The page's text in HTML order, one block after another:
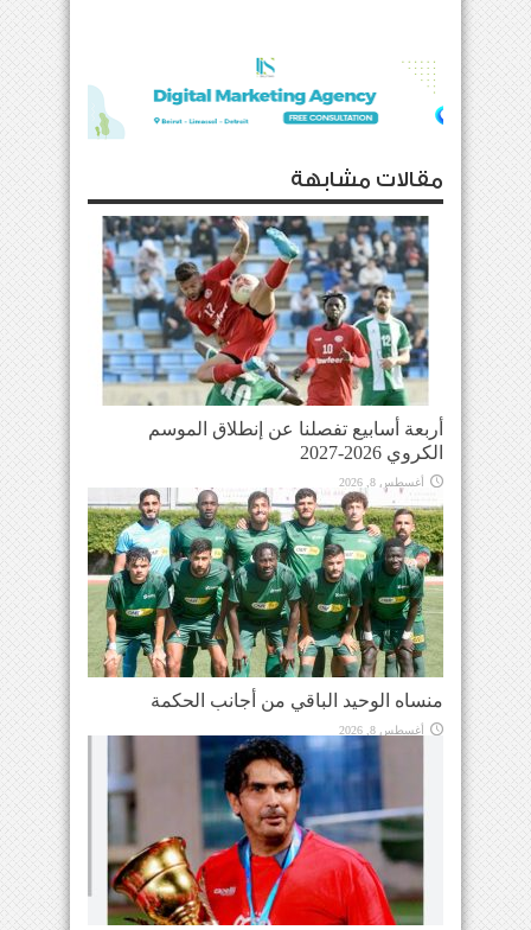
مقالات مشابهة
أربعة أسابيع تفصلنا عن إنطلاق الموسم
الكروي 2026-2027
أغسطس 8, 2026
منساه الوحيد الباقي من أجانب الحكمة
أغسطس 8, 2026